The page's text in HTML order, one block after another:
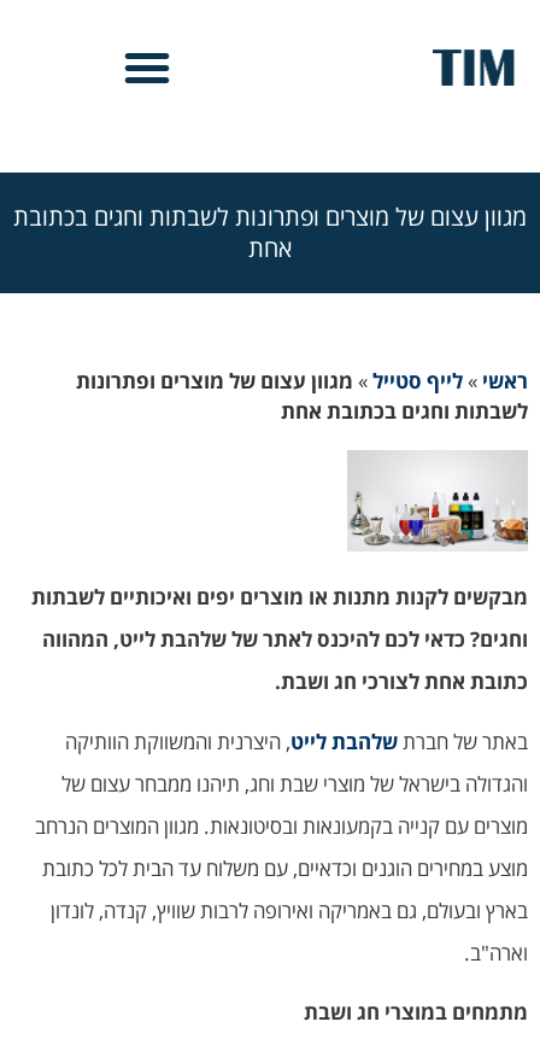
מגוון עצום של מוצרים ופתרונות לשבתות וחגים בכתובת
אחת
ראשי »לייף סטייל» מגוון עצום של מוצרים ופתרונות
לשבתות וחגים בכתובת אחת
מבקשים לקנות מתנות או מוצרים יפים ואיכותיים לשבתות
וחגים? כדאי לכם להיכנס לאתר של שלהבת לייט, המהווה
כתובת אחת לצורכי חג ושבת.
באתר של חברתשלהבת לייט, היצרנית והמשווקת הוותיקה
והגדולה בישראל של מוצרי שבת וחג, תיהנו ממבחר עצום של
מוצרים עם קנייה בקמעונאות ובסיטונאות. מגוון המוצרים הנרחב
מוצע במחירים הוגנים וכדאיים, עם משלוח עד הבית לכל כתובת
בארץ ובעולם, גם באמריקה ואירופה לרבות שוויץ, קנדה, לונדון
וארה"ב.
מתמחים במוצרי חג ושבת